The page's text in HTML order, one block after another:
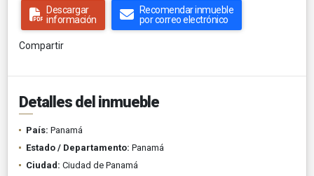
Descargar
información
Recomendar inmueble
por correo electrónico
Compartir
Detalles del inmueble
País: Panamá
Estado / Departamento: Panamá
Ciudad: Ciudad de Panamá